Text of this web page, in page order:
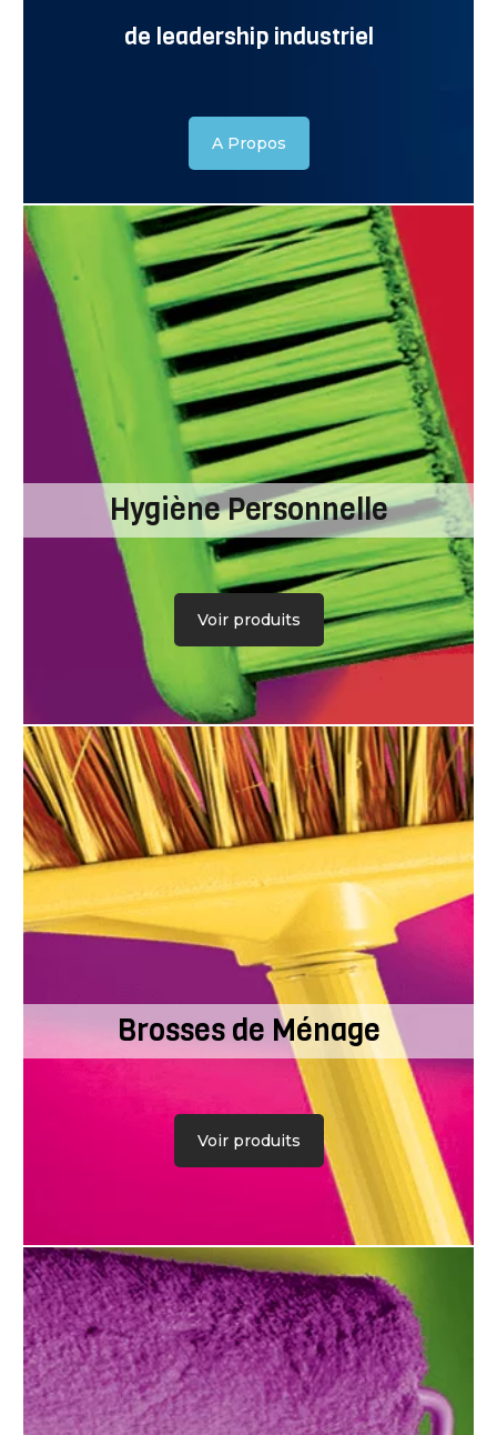
de leadership industriel
A Propos
Hygiène Personnelle
Voir produits
Brosses de Ménage
Voir produits